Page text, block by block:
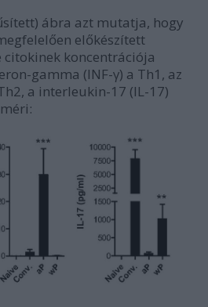
ábra azt mutatja, hogy
előkészített
koncentrációja
gamma (INF-γ) a Th1, az
a interleukin-17 (IL-17)